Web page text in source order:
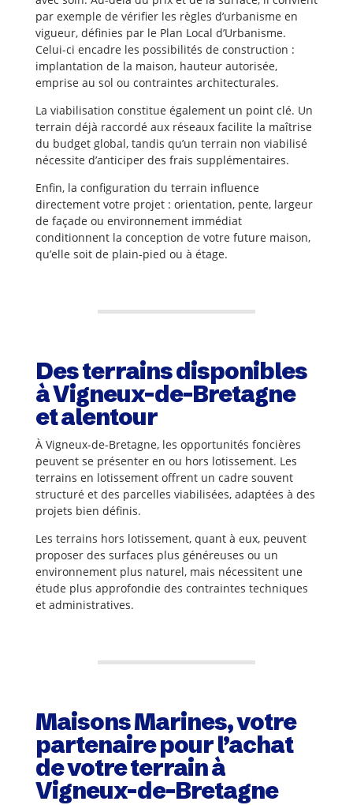
par exemple de vérifier les règles d’urbanisme en
vigueur, définies par le Plan Local d’Urbanisme.
Celui-ci encadre les possibilités de construction :
implantation de la maison, hauteur autorisée,
emprise au sol ou contraintes architecturales.
La viabilisation constitue également un point clé. Un
terrain déjà raccordé aux réseaux facilite la maîtrise
du budget global, tandis qu’un terrain non viabilisé
nécessite d’anticiper des frais supplémentaires.
Enfin, la configuration du terrain influence
directement votre projet : orientation, pente, largeur
de façade ou environnement immédiat
conditionnent la conception de votre future maison,
qu’elle soit de plain-pied ou à étage.
Des terrains disponibles
à Vigneux-de-Bretagne
et alentour
À Vigneux-de-Bretagne, les opportunités foncières
peuvent se présenter en ou hors lotissement. Les
terrains en lotissement offrent un cadre souvent
structuré et des parcelles viabilisées, adaptées à des
projets bien définis.
Les terrains hors lotissement, quant à eux, peuvent
proposer des surfaces plus généreuses ou un
environnement plus naturel, mais nécessitent une
étude plus approfondie des contraintes techniques
et administratives.
Maisons Marines, votre
partenaire pour l’achat
de votre terrain à
Vigneux-de-Bretagne